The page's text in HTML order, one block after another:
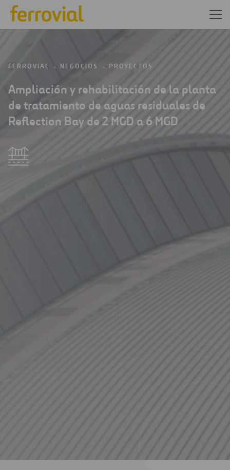
FERROVIAL NEGOCIOS PROYECTOS
Ampliación y rehabilitación de la planta
de tratamiento de aguas residuales de
Reflection Bay de 2 MGD a 6 MGD